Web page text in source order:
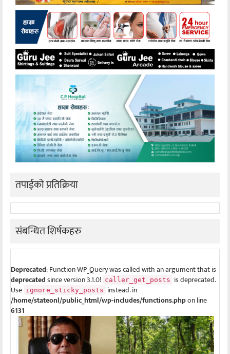
तपाईको प्रतिक्रिया
संबन्धित शिर्षकहरु
Deprecated: Function WP_Query was called with an argument that is
deprecatedsince version 3.1.0! caller_get_posts is deprecated.
Use ignore_sticky_posts instead. in
/home/stateonl/public_html/wp-includes/functions.phpon line
6131